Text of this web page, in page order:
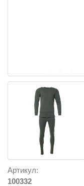
Артикул:
100332